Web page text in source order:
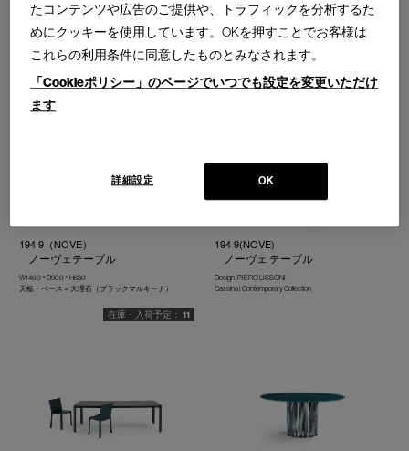
キャピトル コンプレックス テ
ーブル
Design : CRS CASSINA HOMMAGE Á PIERRE
JEANNERET
ターブル アン テューブ テーブ
ル／ローテーブル
Design : LE CORBUSIER,PIERRE
JEANNERET,CHARLOTTE PERRIAND
194 9（NOVE）
ノーヴェテーブル
W1400 × D900 × H630
天板・ベース＝大理石（ブラックマルキーナ）
11
194 9(NOVE)
ノーヴェ テーブル
Design : PIERO LISSONI
Cassina | Contemporary Collection
たコンテンツや広告のご提供や、トラフィックを分析するた
めにクッキーを使用しています。OKを押すことでお客様は
これらの利用条件に同意したものとみなされます。
「Cookieポリシー」のページでいつでも設定を変更いただけ
ます
OK
詳細設定